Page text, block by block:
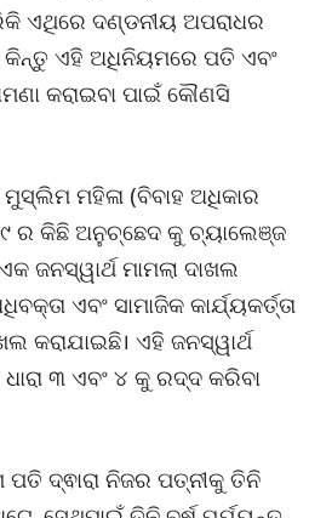
ଏଥିରେ ଦଣ୍ଡନୀୟ ଅପରାଧର
ଏହି ଅଧିନିୟମରେ ପତି ଏବଂ
କରାଇବା ପାଇଁ କୌଣସି
ମହିଳା (ବିବାହ ଅଧିକାର
ର କିଛି ଅନୁଚ୍ଛେଦ କୁ ଚ୍ୟାଲେଞ୍ଜ
ଜନସ୍ୱାର୍ଥ ମାମଲା ଦାଖଲ
ଏବଂ ସାମାଜିକ କାର୍ଯ୍ୟକର୍ତ୍ତା
କରାଯାଇଛି। ଏହି ଜନସ୍ୱାର୍ଥ
୩ ଏବଂ ୪ କୁ ରଦ୍ଦ କରିବା
ପତି ଦ୍ଵାରା ନିଜର ପତ୍ନୀକୁ ତିନି